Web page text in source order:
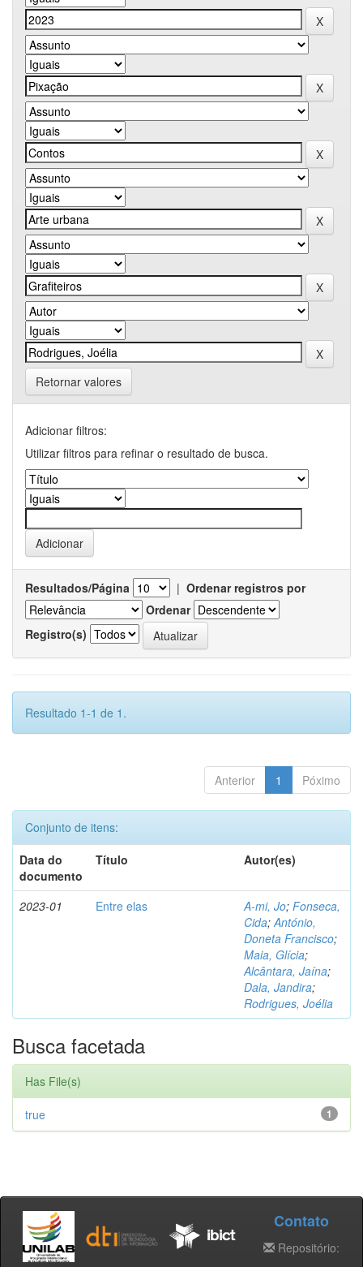
Retornar valores
Adicionar filtros:
Utilizar filtros para refinar o resultado de busca.
Resultados/Página | Ordenar registros por
Ordenar
Registro(s)
Resultado 1-1 de 1.
Anterior 1 Póximo
Conjunto de itens:
Data do
documento
Título Autor(es)
2023-01 Entre elas A-mi, Jo; Fonseca,
Cida;António,
Doneta Francisco;
Maia, Glícia;
Alcântara, Jaína;
Dala, Jandira;
Rodrigues, Joélia
Busca facetada
Has File(s)
1
true
Contato
Repositório: